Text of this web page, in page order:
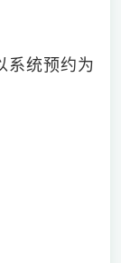
系统预约为